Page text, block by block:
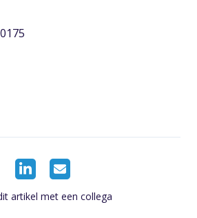
artikel met een collega